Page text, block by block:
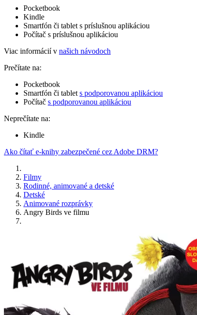
Pocketbook
Kindle
Smartfón či tablet s príslušnou aplikáciou
Počítač s príslušnou aplikáciou
Viac informácií v našich návodoch
Prečítate na:
Pocketbook
Smartfón či tablet s podporovanou aplikáciou
Počítač s podporovanou aplikáciou
Neprečítate na:
Kindle
Ako čítať e-knihy zabezpečené cez Adobe DRM?
Filmy
Rodinné, animované a detské
Detské
Animované rozprávky
Angry Birds ve filmu